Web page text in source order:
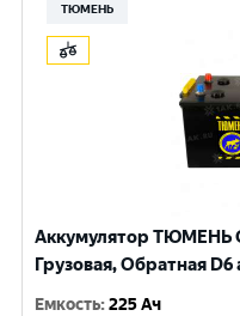
ТЮМЕНЬ
Аккумулятор ТЮМЕНЬ
Грузовая, Обратная D6
Емкость:225 Ач